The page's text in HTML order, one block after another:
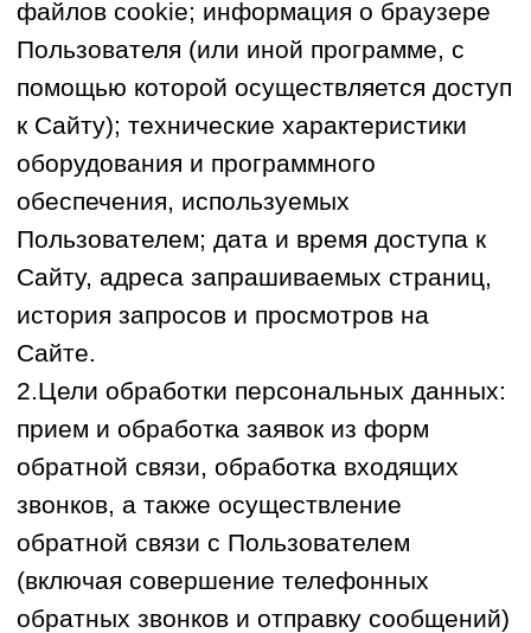
(включая совершение телефонных
обратных звонков и отправку сообщений)
для консультирования по вопросам
оказания услуг; осуществление,
подтверждение, изменение или отмена
записи Пользователя на услуги
информационных уведомлений,
связанных с процессом оказания услуг и
работой Сайта; соблюдение требований
законодательства Российской
Федерации.
3.Использование сервисов аналитики.
Сайте Оператор использует метрические
сервисы и системы аналитики
(«Яндекс.Метрика»). Обработка данных с
помощью этих сервисов, включая сбор
сведений о моих действиях на Сайте,
осуществляется в соответствии с
персональных данных и Согласием на
обработку персональных данных с